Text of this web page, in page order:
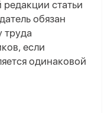
статьи
обязан
труда
если
одинаковой